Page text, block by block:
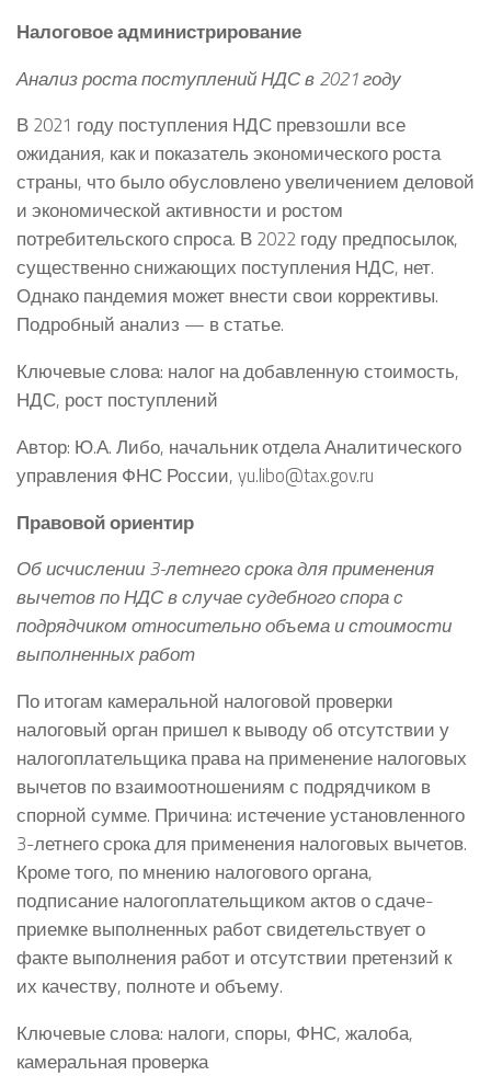
Налоговое администрирование
Анализ роста поступлений НДС в 2021 году
В 2021 году поступления НДС превзошли все
ожидания, как и показатель экономического роста
страны, что было обусловлено увеличением деловой
и экономической активности и ростом
потребительского спроса. В 2022 году предпосылок,
существенно снижающих поступления НДС, нет.
Однако пандемия может внести свои коррективы.
Подробный анализ — в статье.
Ключевые слова: налог на добавленную стоимость,
НДС, рост поступлений
Автор: Ю.А. Либо, начальник отдела Аналитического
управления ФНС России, yu.libo@tax.gov.ru
Правовой ориентир
Об исчислении 3-летнего срока для применения
вычетов по НДС в случае судебного спора с
подрядчиком относительно объема и стоимости
выполненных работ
По итогам камеральной налоговой проверки
налоговый орган пришел к выводу об отсутствии у
налогоплательщика права на применение налоговых
вычетов по взаимоотношениям с подрядчиком в
спорной сумме. Причина: истечение установленного
3-летнего срока для применения налоговых вычетов.
Кроме того, по мнению налогового органа,
подписание налогоплательщиком актов о сдаче-
приемке выполненных работ свидетельствует о
факте выполнения работ и отсутствии претензий к
их качеству, полноте и объему.
Ключевые слова: налоги, споры, ФНС, жалоба,
камеральная проверка